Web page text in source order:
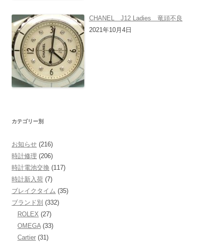
CHANEL J12 Ladies 竜頭不良
2021年10月4日
カテゴリー別
お知らせ (216)
時計修理 (206)
時計電池交換 (117)
時計新入荷 (7)
ブレイクタイム (35)
ブランド別 (332)
ROLEX (27)
OMEGA(33)
Cartier (31)